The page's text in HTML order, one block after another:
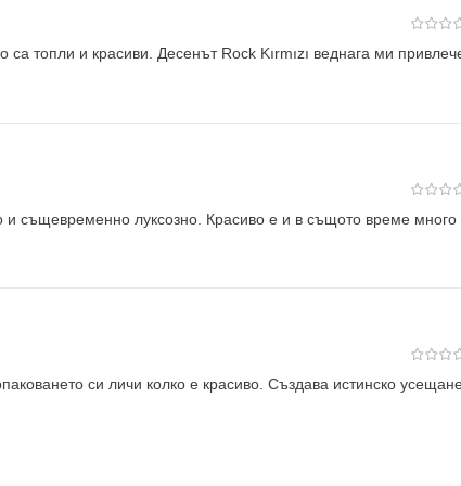
топли и красиви. Десенът Rock Kırmızı веднага ми
същевременно луксозно. Красиво е и в същото време много
си личи колко е красиво. Създава истинско